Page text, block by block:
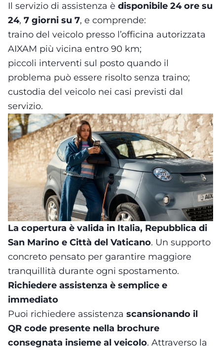
Il servizio di assistenza è disponibile 24 ore su
24, 7 giorni su 7, e comprende:
traino del veicolo presso l’officina autorizzata
AIXAM più vicina entro 90 km;
piccoli interventi sul posto quando il
problema può essere risolto senza traino;
custodia del veicolo nei casi previsti dal
servizio.
La copertura è valida in Italia, Repubblica di
San Marino e Città del Vaticano. Un supporto
concreto pensato per garantire maggiore
tranquillità durante ogni spostamento.
Richiedere assistenza è semplice e
immediato
Puoi richiedere assistenza scansionando il
QR code presente nella brochure
consegnata insieme al veicolo. Attraverso la